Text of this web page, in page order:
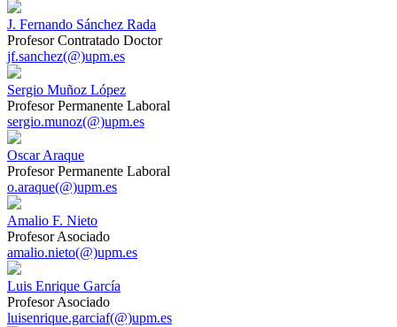
J. Fernando Sánchez Rada
Profesor Contratado Doctor
jf.sanchez(@)upm.es
Sergio Muñoz López
Profesor Permanente Laboral
sergio.munoz(@)upm.es
Oscar Araque
Profesor Permanente Laboral
o.araque(@)upm.es
Amalio F. Nieto
Profesor Asociado
amalio.nieto(@)upm.es
Luis Enrique García
Profesor Asociado
luisenrique.garciaf(@)upm.es